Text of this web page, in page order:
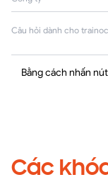
Bằng cách nhấn
Các